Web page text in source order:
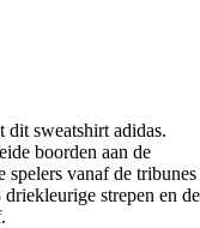
dit sweatshirt adidas.
boorden aan de
vanaf de tribunes
strepen en de